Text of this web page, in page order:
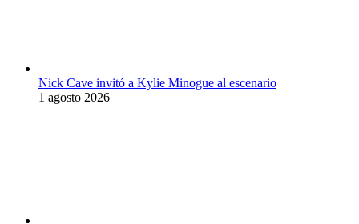
Nick Cave invitó a Kylie Minogue al escenario
1 agosto 2026